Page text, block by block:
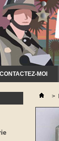
CONTACTEZ-MOI
>